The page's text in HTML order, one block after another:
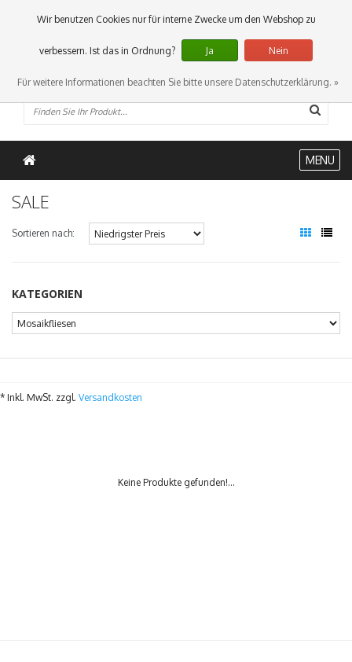
0 Artikel
MENU
SALE
Sortieren nach:
KATEGORIEN
* Inkl. MwSt. zzgl. Versandkosten
Keine Produkte gefunden!...
Wir benutzen Cookies nur für interne Zwecke um den Webshop zu
verbessern. Ist das in Ordnung? Ja Nein
Für weitere Informationen beachten Sie bitte unsere Datenschutzerklärung. »